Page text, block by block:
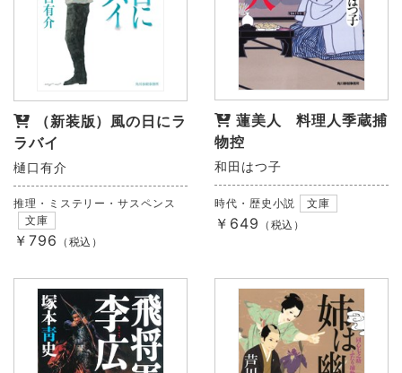
（新装版）風の日にラ
ラバイ
樋口有介
推理・ミステリー・サスペンス
文庫
￥796 （税込）
蓮美人 料理人季蔵捕
物控
和田はつ子
時代・歴史小説 文庫
￥649 （税込）